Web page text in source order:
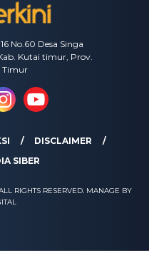
No.60 Desa Singa
Kutai timur, Prov.
Timur
DISCLAIMER
SIBER
RIGHTS RESERVED. MANAGE BY